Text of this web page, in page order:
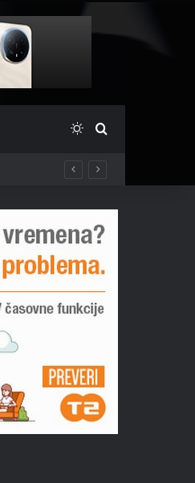
Switch skin
Išči